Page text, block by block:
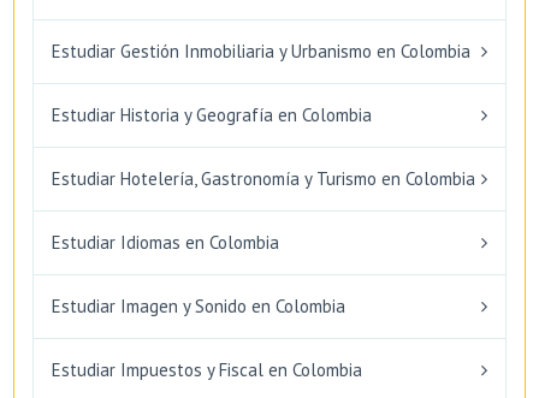
Estudiar Gestión Inmobiliaria y Urbanismo en Colombia
Estudiar Historia y Geografía en Colombia
Estudiar Hotelería, Gastronomía y Turismo en Colombia
Estudiar Idiomas en Colombia
Estudiar Imagen y Sonido en Colombia
Estudiar Impuestos y Fiscal en Colombia